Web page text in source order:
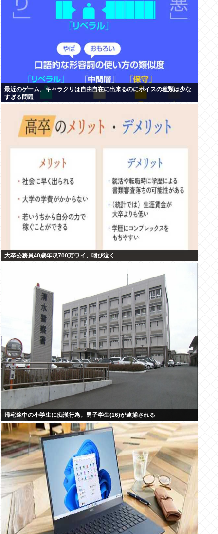
最近のゲーム、キャラクリは自由自在に出来るのにボイスの種類は少な
すぎる問題
大卒公務員40歳年収700万ワイ、咽び泣く…
帰宅途中の小学生に痴漢行為。男子学生(16)が逮捕される